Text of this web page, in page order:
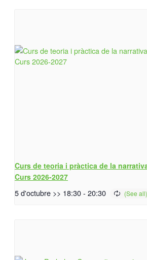
Curs de teoria i pràctica de la
Curs 2026-2027
5 d'octubre >> 18:30- 20:30